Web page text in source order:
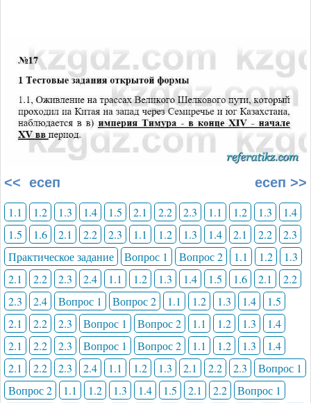
<< есеп есеп >>
1.1 1.2 1.3 1.4 1.5 2.1 2.2 2.3 1.1 1.2 1.3
1.4
1.5
1.6 2.1 2.2 2.3 1.1 1.2 1.3 1.4 2.1 2.2
2.3
Практическое задание
Вопрос 1 Вопрос 2 1.1 1.2
1.3
2.1
2.2 2.3 2.4 1.1 1.2 1.3 1.4 1.5 1.6 2.1
2.2
2.3
2.4 Вопрос 1 Вопрос 2 1.1 1.2 1.3 1.4
1.5
2.1
2.2 2.3 Вопрос 1 Вопрос 2 1.1 1.2 1.3
1.4
2.1
2.2 2.3 Вопрос 1 Вопрос 2 1.1 1.2 1.3
1.4
2.1
2.2 2.3 2.4 1.1 1.2 1.3 2.1 2.2 2.3
Вопрос 1
Вопрос 2
1.1 1.2 1.3 1.4 1.5 2.1 2.2
Вопрос 1